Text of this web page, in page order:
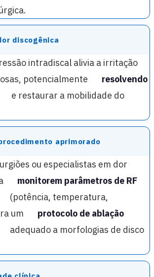
discogênica
intradiscal alivia a irritação
potencialmente
resolvendo
e restaurar a mobilidade do
aprimorado
ou especialistas em dor
monitorem parâmetros de RF
(potência, temperatura,
um
protocolo de ablação
adequado a morfologias de disco